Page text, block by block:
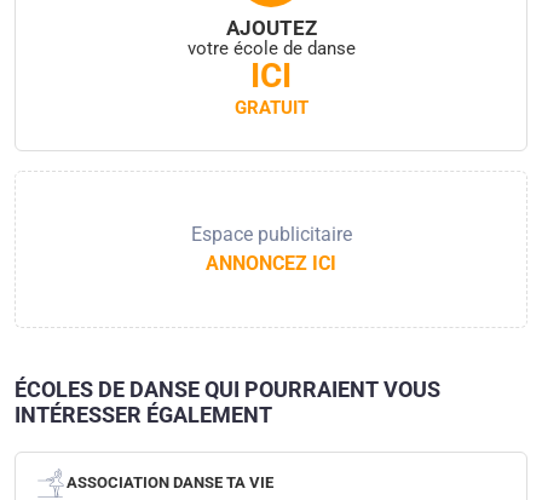
AJOUTEZ
votre école de danse
ICI
GRATUIT
Espace publicitaire
ANNONCEZ ICI
ÉCOLES DE DANSE QUI POURRAIENT VOUS
INTÉRESSER ÉGALEMENT
ASSOCIATION DANSE TA VIE